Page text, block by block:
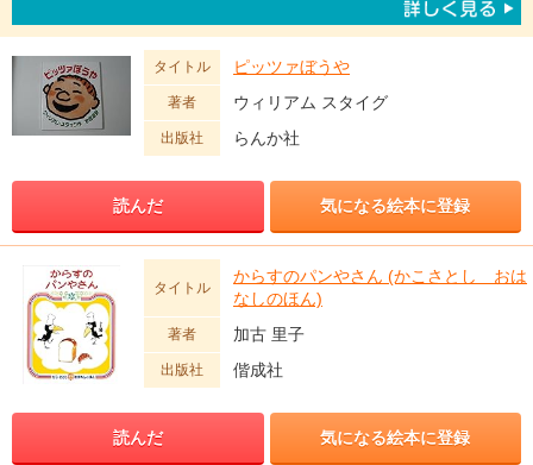
タイトル ピッツァぼうや
著者 ウィリアム スタイグ
出版社 らんか社
読んだ 気になる絵本に登録
タイトル
からすのパンやさん (かこさとし おは
なしのほん)
著者 加古 里子
出版社 偕成社
読んだ 気になる絵本に登録